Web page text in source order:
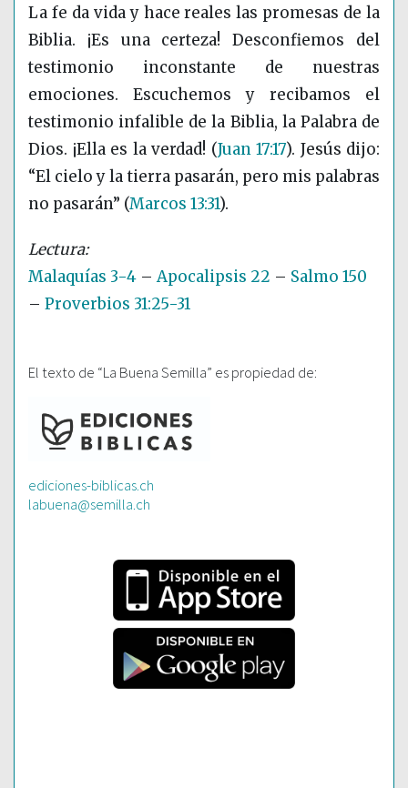
La fe da vida y hace reales las promesas de la
Biblia. ¡Es una certeza! Desconfiemos del
testimonio inconstante de nuestras
emociones. Escuchemos y recibamos el
testimonio infalible de la Biblia, la Palabra de
Dios. ¡Ella es la verdad! (Juan 17:17). Jesús dijo:
“El cielo y la tierra pasarán, pero mis palabras
no pasarán” (Marcos 13:31).
Malaquías 3-4 –Apocalipsis 22 – Salmo 150
– Proverbios 31:25-31
El texto de “La Buena Semilla” es propiedad de:
ediciones-biblicas.ch
labuena@semilla.ch